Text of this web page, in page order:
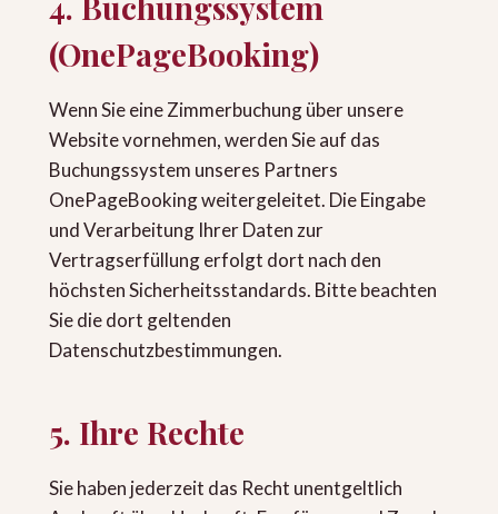
(OnePageBooking)
Wenn Sie eine Zimmerbuchung über unsere
Website vornehmen, werden Sie auf das
Buchungssystem unseres Partners
OnePageBooking weitergeleitet. Die Eingabe
und Verarbeitung Ihrer Daten zur
Vertragserfüllung erfolgt dort nach den
höchsten Sicherheitsstandards. Bitte beachten
Sie die dort geltenden
Datenschutzbestimmungen.
5. Ihre Rechte
Sie haben jederzeit das Recht unentgeltlich